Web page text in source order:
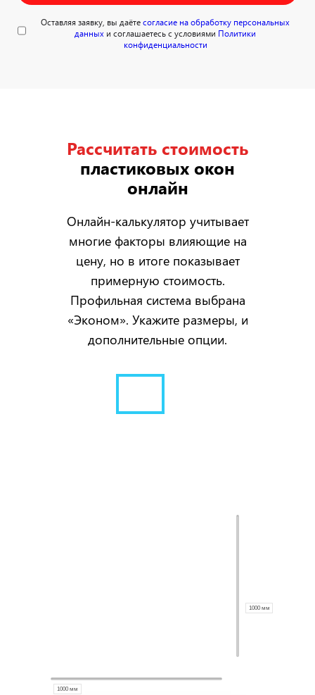
Оставляя заявку, вы даётесогласие на обработку персональных
данных и соглашаетесь с условиями Политики
конфиденциальности
Рассчитать стоимость
пластиковых окон
онлайн
Онлайн-калькулятор учитывает
многие факторы влияющие на
цену, но в итоге показывает
примерную стоимость.
Профильная система выбрана
«Эконом». Укажите размеры, и
дополнительные опции.